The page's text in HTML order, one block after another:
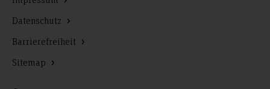
Datenschutz
Barrierefreiheit
Sitemap